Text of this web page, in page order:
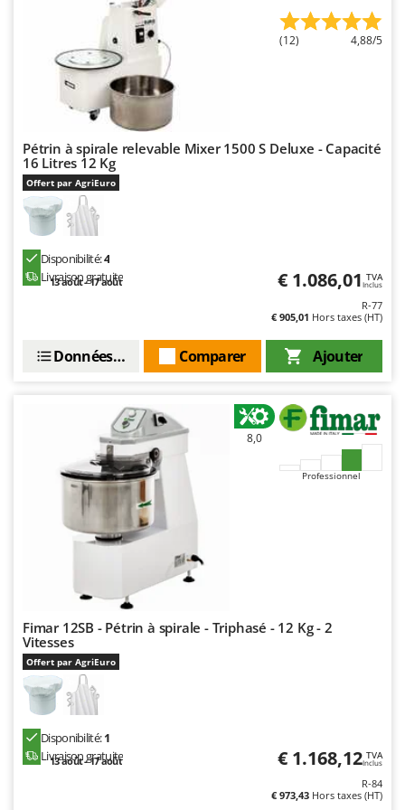
Mastercook
Masterpro
McCulloch
Michelin
Mille
Minox
Mockmill
More than chef
MOSA
MTD
New O.M.R.A.
Ninja
Novatec
Novital
O
Officine Savioli
Oliviero
Olix
OMA
Omas
Ompagrill
(12) 4,88/5
Pétrin à spirale relevable Mixer 1500 S Deluxe - Capacité
16 Litres 12 Kg
Offert par AgriEuro
Disponibilité:4
Livraison gratuite
13 août - 17 août € 1.086,01 TVA
Inclus
R-77
€ 905,01 Hors taxes (HT)
Ajouter
Comparer
Données techniques
8,0
Professionnel
Fimar 12SB - Pétrin à spirale - Triphasé - 12 Kg - 2
Vitesses
Offert par AgriEuro
Disponibilité:1
Livraison gratuite
13 août - 17 août € 1.168,12 TVA
Inclus
R-84
€ 973,43 Hors taxes (HT)